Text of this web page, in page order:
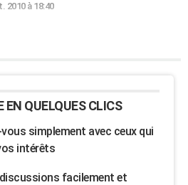
2010 à 18:40
EN QUELQUES CLICS
simplement avec ceux qui
intérêts
facilement et